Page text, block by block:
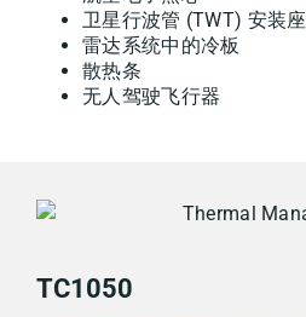
卫星行波管 (TWT) 安装座
雷达系统中的冷板
散热条
无人驾驶飞行器
TC1050